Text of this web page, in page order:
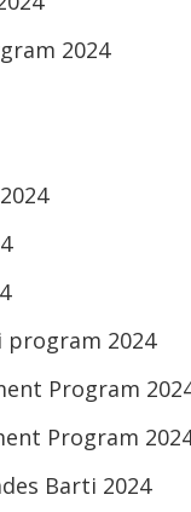
2024
program 2024
Program
Program
Barti 2024